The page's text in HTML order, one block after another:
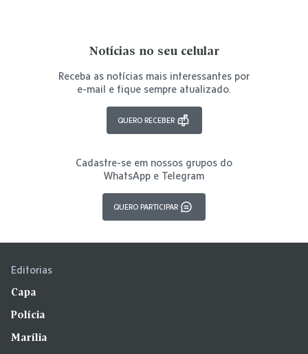
Notícias no seu celular
Receba as notícias mais interessantes por
e-mail e fique sempre atualizado.
QUERO RECEBER
Cadastre-se em nossos grupos do
WhatsApp e Telegram
QUERO PARTICIPAR
Editorias
Capa
Polícia
Marília